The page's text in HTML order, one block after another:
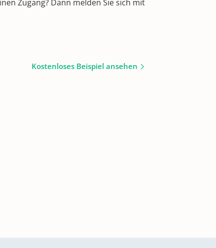
Zugang? Dann melden Sie sich mit
Kostenloses Beispiel ansehen